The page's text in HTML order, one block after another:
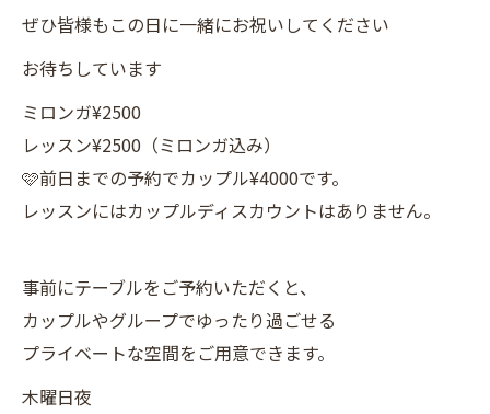
ぜひ皆様もこの日に一緒にお祝いしてください
お待ちしています
ミロンガ¥2500
レッスン¥2500（ミロンガ込み）
🩷前日までの予約でカップル¥4000です。
レッスンにはカップルディスカウントはありません。
事前にテーブルをご予約いただくと、
カップルやグループでゆったり過ごせる
プライベートな空間をご用意できます。
木曜日夜